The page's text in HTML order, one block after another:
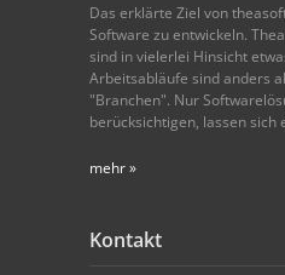
Das erklärte Ziel von
Software zu entwickeln.
sind in vielerlei Hinsicht
Arbeitsabläufe sind anders
"Branchen". Nur
berücksichtigen, lassen sich
mehr »
Kontakt